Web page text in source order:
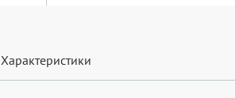
Характеристики